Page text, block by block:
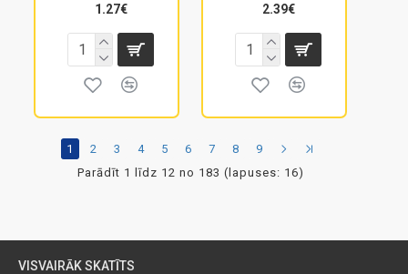
1.27€ 2.39€
1 2 3 4 5 6 7 8
9
Parādīt 1 līdz 12 no 183 (lapuses: 16)
VISVAIRĀK SKATĪTS